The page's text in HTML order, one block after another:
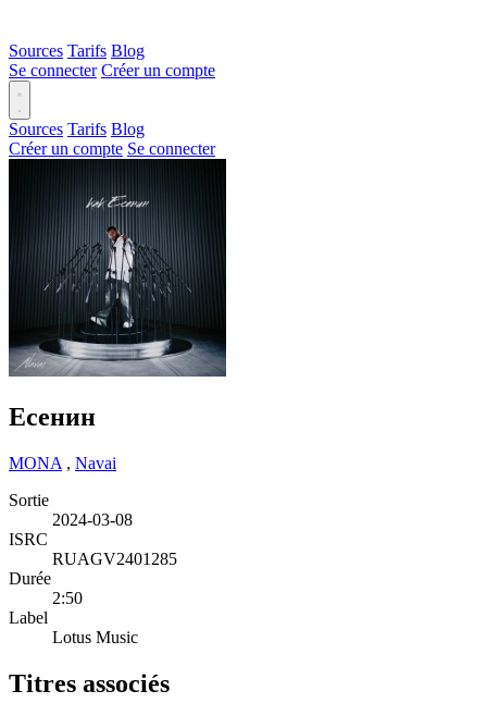
Sources Tarifs Blog
Se connecter Créer un compte
Sources Tarifs Blog
Créer un compte Se connecter
Есенин
MONA , Navai
Sortie
2024-03-08
ISRC
RUAGV2401285
Durée
2:50
Label
Lotus Music
Titres associés